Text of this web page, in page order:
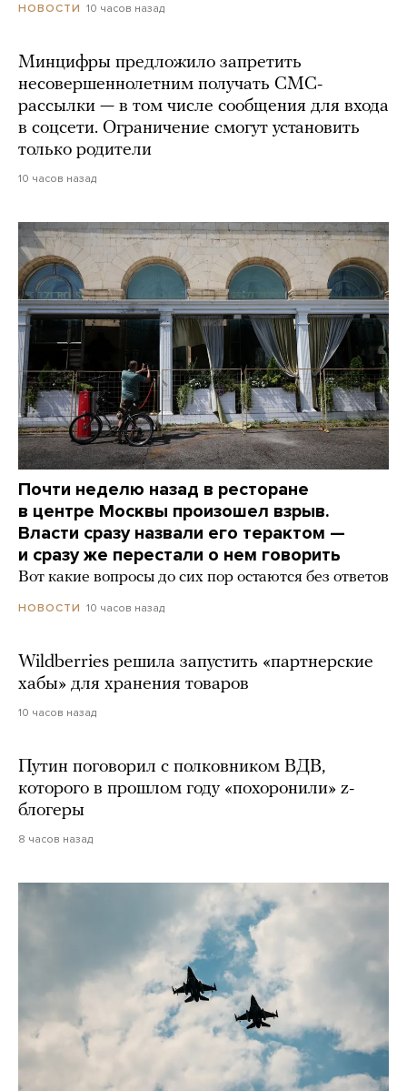
НОВОСТИ 10 часов назад
Минцифры предложило запретить
несовершеннолетним получать СМС-
рассылки — в том числе сообщения для входа
в соцсети. Ограничение смогут установить
только родители
10 часов назад
Почти неделю назад в ресторане
в центре Москвы произошел взрыв.
Власти сразу назвали его терактом —
и сразу же перестали о нем говорить
Вот какие вопросы до сих пор остаются без ответов
НОВОСТИ 10 часов назад
Wildberries решила запустить «партнерские
хабы» для хранения товаров
10 часов назад
Путин поговорил с полковником ВДВ,
которого в прошлом году «похоронили» z-
блогеры
8 часов назад